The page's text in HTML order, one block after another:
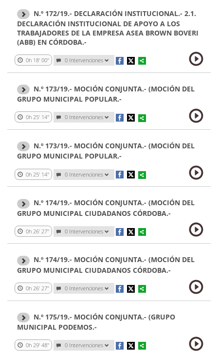
N.º 172/19.- DECLARACIÓN INSTITUCIONAL.- 2.1.
DECLARACIÓN INSTITUCIONAL DE APOYO A LOS
TRABAJADORES DE LA EMPRESA ASEA BROWN BOVERI
(ABB) EN CÓRDOBA.-
0h 18' 00'' 0 Intervenciones
N.º 173/19.- MOCIÓN CONJUNTA.- (MOCIÓN DEL
GRUPO MUNICIPAL POPULAR.-
0h 25' 14'' 0 Intervenciones
N.º 173/19.- MOCIÓN CONJUNTA.- (MOCIÓN DEL
GRUPO MUNICIPAL POPULAR.-
0h 25' 14'' 0 Intervenciones
N.º 174/19.- MOCIÓN CONJUNTA.- (MOCIÓN DEL
GRUPO MUNICIPAL CIUDADANOS CÓRDOBA.-
0h 26' 27'' 0 Intervenciones
N.º 174/19.- MOCIÓN CONJUNTA.- (MOCIÓN DEL
GRUPO MUNICIPAL CIUDADANOS CÓRDOBA.-
0h 26' 27'' 0 Intervenciones
N.º 175/19.- MOCIÓN CONJUNTA.- (GRUPO
MUNICIPAL PODEMOS.-
0h 29' 48'' 0 Intervenciones